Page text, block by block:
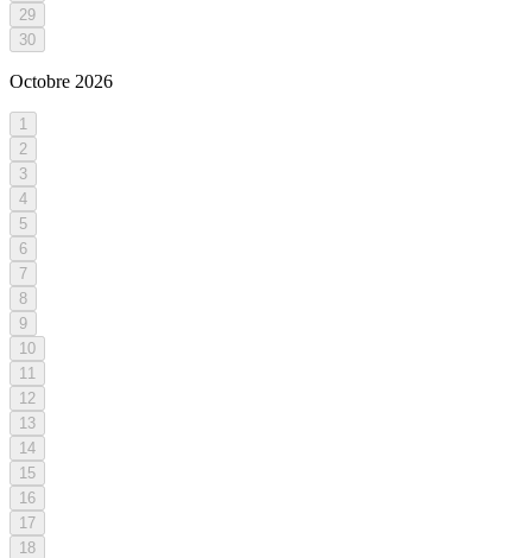
29
30
Octobre 2026
1
2
3
4
5
6
7
8
9
10
11
12
13
14
15
16
17
18